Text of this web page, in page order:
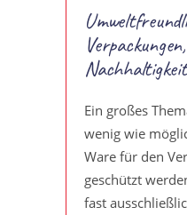
Ein großes
wenig wie
Ware für den
geschützt
fast